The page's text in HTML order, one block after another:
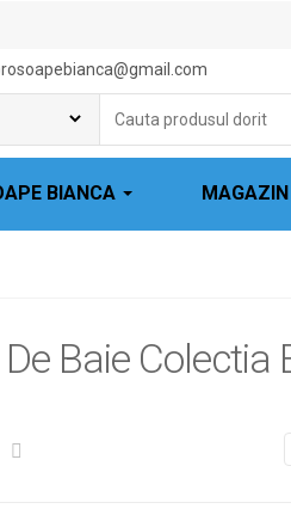
produsul
dorit:
BIANCA
Baie Colectia